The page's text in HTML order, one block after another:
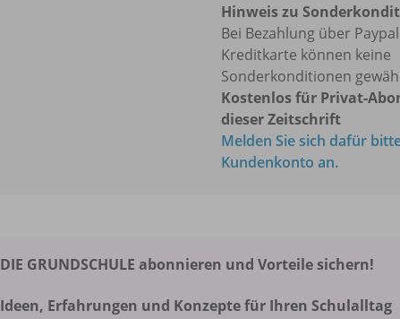
Hinweis zu
Bei Bezahlung über
Kreditkarte können keine
Sonderkonditionen
Kostenlos für Privat-
dieser Zeitschrift
Melden Sie sich dafür
Kundenkonto an.
DIE GRUNDSCHULE abonnieren und Vorteile sichern!
Ideen, Erfahrungen und Konzepte für Ihren Schulalltag